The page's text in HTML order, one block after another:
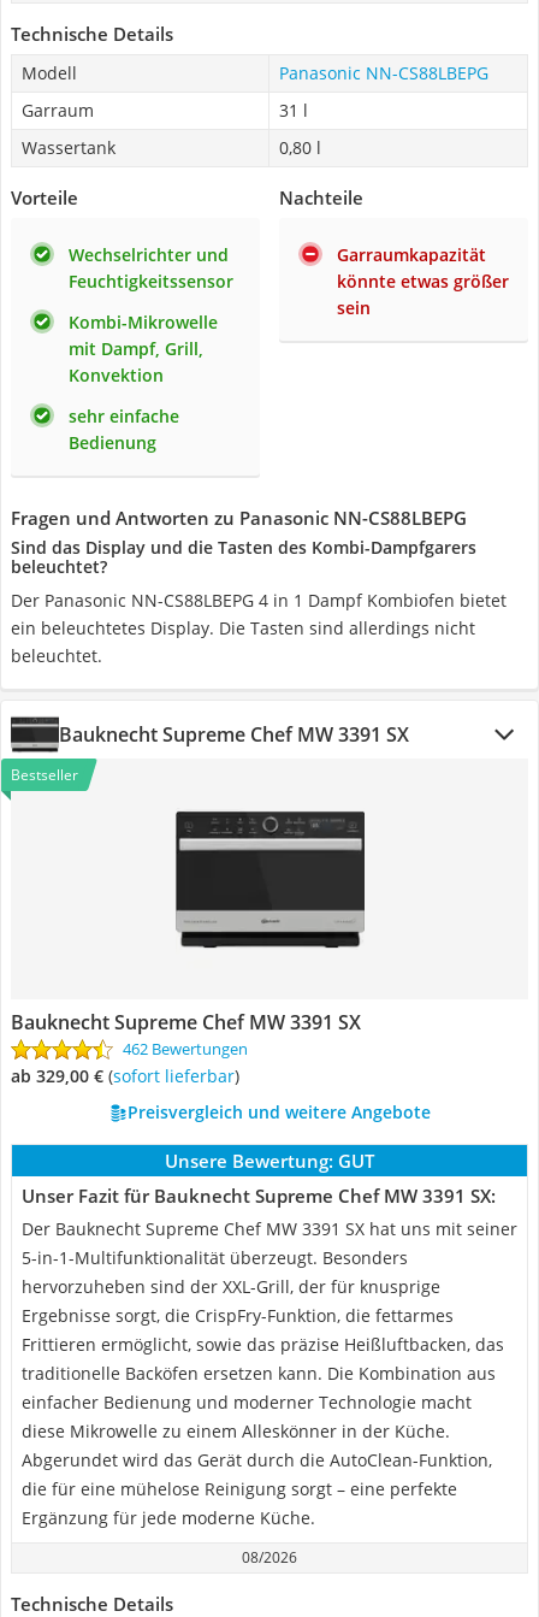
Technische Details
Modell
Panasonic NN-CS88LBEPG
Garraum
31 l
Wassertank
0,80 l
Vorteile
Wechselrichter und
Feuchtigkeitssensor
Kombi-Mikrowelle
mit Dampf, Grill,
Konvektion
sehr einfache
Bedienung
Nachteile
Garraumkapazität
könnte etwas größer
sein
Fragen und Antworten zu Panasonic NN-CS88LBEPG
Sind das Display und die Tasten des Kombi-Dampfgarers
beleuchtet?
Der Panasonic NN-CS88LBEPG 4 in 1 Dampf Kombiofen bietet
ein beleuchtetes Display. Die Tasten sind allerdings nicht
beleuchtet.
Bauknecht Supreme Chef MW 3391 SX
Bestseller
Bauknecht Supreme Chef MW 3391 SX
462 Bewertungen
ab 329,00 € ( Sofort lieferbar)
Preisvergleich und weitere Angebote
Unsere Bewertung: GUT
Unser Fazit für Bauknecht Supreme Chef MW 3391 SX:
Der Bauknecht Supreme Chef MW 3391 SX hat uns mit seiner
5-in-1-Multifunktionalität überzeugt. Besonders
hervorzuheben sind der XXL-Grill, der für knusprige
Ergebnisse sorgt, die CrispFry-Funktion, die fettarmes
Frittieren ermöglicht, sowie das präzise Heißluftbacken, das
traditionelle Backöfen ersetzen kann. Die Kombination aus
einfacher Bedienung und moderner Technologie macht
diese Mikrowelle zu einem Alleskönner in der Küche.
Abgerundet wird das Gerät durch die AutoClean-Funktion,
die für eine mühelose Reinigung sorgt – eine perfekte
Ergänzung für jede moderne Küche.
08/2026
Technische Details